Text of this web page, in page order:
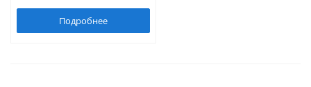
Подробнее